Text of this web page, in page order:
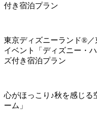
付き宿泊プラン
東京ディズニーランド®
イベント「ディズニー・
ズ付き宿泊プラン
心がほっこり♪秋を感じる
ーム」